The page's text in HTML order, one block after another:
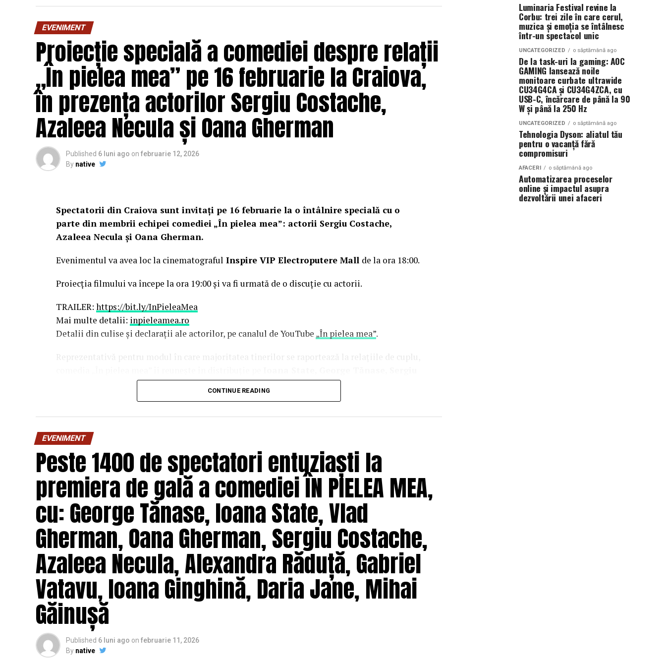
EVENIMENT
Proiecție specială a comediei despre relații
„În pielea mea” pe 16 februarie la Craiova,
în prezența actorilor Sergiu Costache,
Azaleea Necula și Oana Gherman
Published 6 luni ago on februarie 12, 2026
By native
Spectatorii din Craiova sunt invitați pe 16 februarie la o întâlnire specială cu o
parte din membrii echipei comediei „În pielea mea”: actorii Sergiu Costache,
Azaleea Necula și Oana Gherman.
Evenimentul va avea loc la cinematograful Inspire VIP Electroputere Mall de la ora 18:00.
Proiecția filmului va începe la ora 19:00 și va fi urmată de o discuție cu actorii.
TRAILER: https://bit.ly/InPieleaMea
Mai multe detalii: inpieleamea.ro
Detalii din culise și declarații ale actorilor, pe canalul de YouTube „În pielea mea”.
Reprezentativă pentru modul în care majoritatea tinerilor se raportează la relațiile de cuplu,
Costache, Oana Gherman, Vlad Gherman, Azaleea Necula, Alexandra Răduță,
O comedie savuroasă despre un „schimb de roluri” pe care patru cupluri îl acceptă pe durata
unui weekend, ce se dovedește un mod haios prin care protagoniștii reușesc să-și cunoască
mai bine partenerii și să renunțe la orgolii și preconcepții, „
experiență de cinema relaxantă și amuzantă.
Regizorul și scenaristul Paul Decu, absolvent al Facultății de Teatru UNATC
„I.L.Caragiale” și al masteratului în regie de film de la MetFilm School Londra, a colaborat la
realizarea primului său lungmetraj cu o echipă de profesioniști din care fac parte
Pădurețu (imagine), Bogdan Ivanovici (sunet), Anca Miron (scenografie), Francisca
Vass (costume)
O comedie actuală și colorată, filmul „În pielea mea”are premiera națională pe 10
februarie, distribuit de T.R.I.B.E. Films.
Mai multe detalii, imagini de la filmări, fragmente din film și declarații din partea actorilor
sunt disponibile pe paginile social media ale filmului de
„În Pielea Mea”
Producător asociat: MAGNETIC MEDIA PRODUCTIONS; Producător executiv: Adela Mara.
CONTINUE READING
EVENIMENT
Peste 1400 de spectatori entuziaști la
premiera de gală a comediei ÎN PIELEA MEA,
cu: George Tănase, Ioana State, Vlad
Gherman, Oana Gherman, Sergiu Costache,
Azaleea Necula, Alexandra Răduță, Gabriel
Vatavu, Ioana Ginghină, Daria Jane, Mihai
Găinușă
Published 6 luni ago on februarie 11, 2026
By native
Luminaria Festival revine la
Corbu: trei zile în care cerul,
muzica și emoția se întâlnesc
într-un spectacol unic
UNCATEGORIZED o săptămână ago
De la task-uri la gaming: AOC
GAMING lansează noile
monitoare curbate ultrawide
CU34G4CA și CU34G4ZCA, cu
USB-C, încărcare de până la 90
W și până la 250 Hz
UNCATEGORIZED o săptămână ago
Tehnologia Dyson: aliatul tău
pentru o vacanță fără
compromisuri
AFACERI o săptămână ago
Automatizarea proceselor
online și impactul asupra
dezvoltării unei afaceri